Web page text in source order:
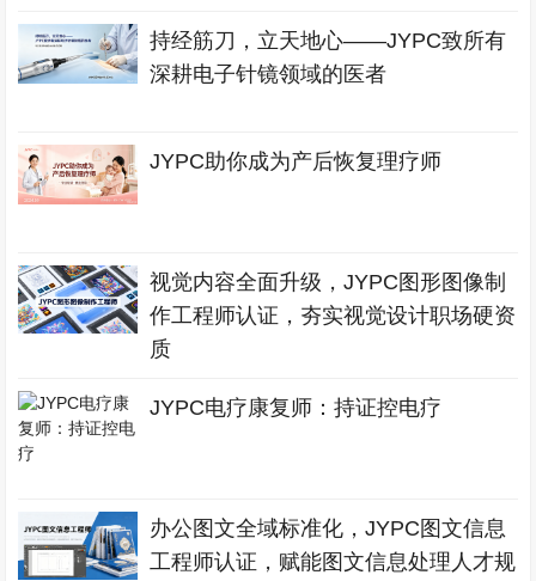
持经筋刀，立天地心——JYPC致所有
深耕电子针镜领域的医者
JYPC助你成为产后恢复理疗师
视觉内容全面升级，JYPC图形图像制
作工程师认证，夯实视觉设计职场硬资
质
JYPC电疗康复师：持证控电疗
办公图文全域标准化，JYPC图文信息
工程师认证，赋能图文信息处理人才规